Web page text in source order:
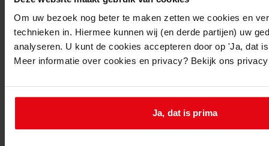
Om uw bezoek nog beter te maken zetten we cookies en
technieken in. Hiermee kunnen wij (en derde partijen) uw
analyseren. U kunt de cookies accepteren door op 'Ja, dat
Meer informatie over cookies en privacy? Bekijk ons
Ja, dat is prima